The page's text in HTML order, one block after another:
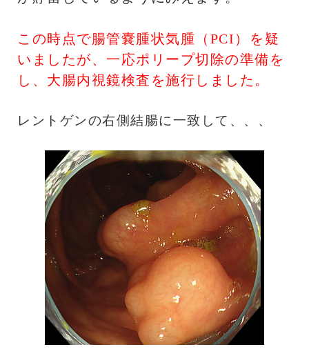
この時点で腸管嚢腫状気腫（PCI）を疑
いましたが、一応ポリープ切除の準備を
し、大腸内視鏡検査を施行しました。
レントゲンの右側結腸に一致して、、、